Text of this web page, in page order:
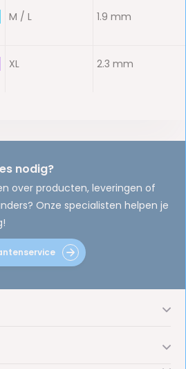
M / L 1.9 mm
XL 2.3 mm
nodig?
over producten, leveringen of
Onze specialisten helpen je